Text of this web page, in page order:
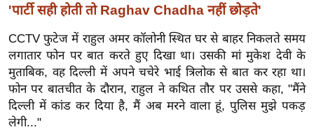
मि
सा
ल
श
ख्सि
'पार्टी सही होती तो Raghav Chadha नहीं छोड़ते'
CCTV फुटेज में राहुल अमर कॉलोनी स्थित घर से बाहर निकलते समय
लगातार फोन पर बात करते हुए दिखा था। उसकी मां मुकेश देवी के
मुताबिक, वह दिल्ली में अपने चचेरे भाई त्रिलोक से बात कर रहा था।
फोन पर बातचीत के दौरान, राहुल ने कथित तौर पर उससे कहा, "मैंने
दिल्ली में कांड कर दिया है, मैं अब मरने वाला हूं, पुलिस मुझे पकड़
लेगी..."